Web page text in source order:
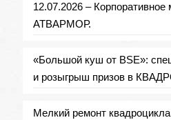
12.07.2026 – Корпоративное
АТВАРМОР.
«Большой куш от BSE»:
и розыгрыш призов в
Мелкий ремонт